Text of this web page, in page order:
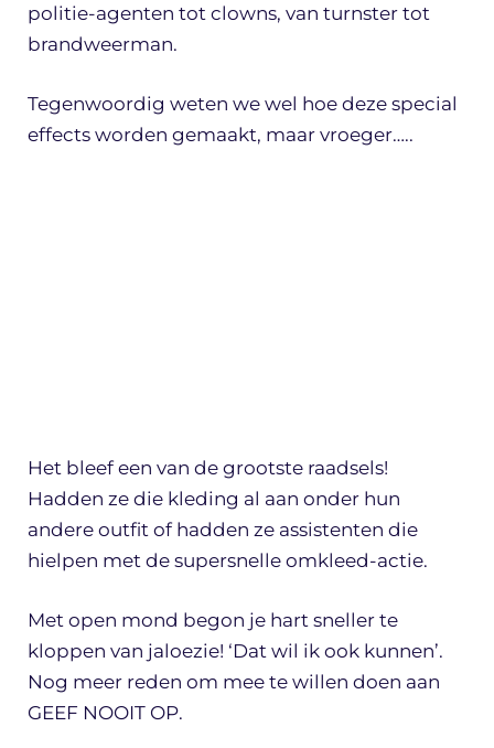
politie-agenten tot clowns, van turnster tot
brandweerman.
Tegenwoordig weten we wel hoe deze special
effects worden gemaakt, maar vroeger…..
Het bleef een van de grootste raadsels!
Hadden ze die kleding al aan onder hun
andere outfit of hadden ze assistenten die
hielpen met de supersnelle omkleed-actie.
Met open mond begon je hart sneller te
kloppen van jaloezie! ‘Dat wil ik ook kunnen’.
Nog meer reden om mee te willen doen aan
GEEF NOOIT OP.